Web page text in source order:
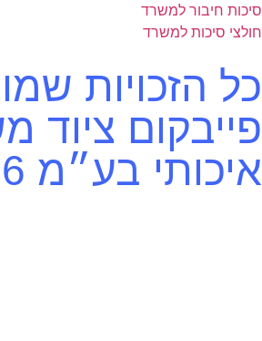
סיכות חיבור למשרד
חולצי סיכות למשרד
כל הזכויות
פייבקום ציוד
איכותי בע״מ 2026